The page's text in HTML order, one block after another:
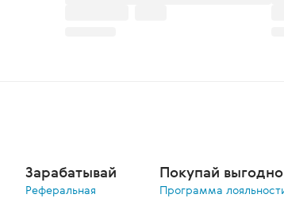
Зарабатывай
Реферальная
Покупай выгодно
Программа